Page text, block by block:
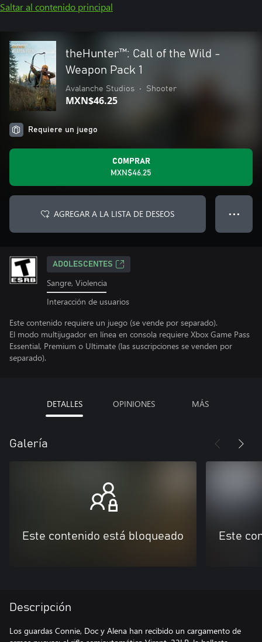
Saltar al contenido principal
theHunter™: Call of the Wild -
Weapon Pack 1
Avalanche Studios • Shooter
MXN$46.25
Requiere un juego
COMPRAR
MXN$46.25
AGREGAR A LA LISTA DE DESEOS ● ● ●
ADOLESCENTES
Sangre, Violencia
Interacción de usuarios
Este contenido requiere un juego (se vende por separado).
El modo multijugador en línea en consola requiere Xbox Game Pass
Essential, Premium o Ultimate (las suscripciones se venden por
separado).
DETALLES OPINIONES MÁS
Galería
Este contenido está bloqueado Este
Descripción
Los guardas Connie, Doc y Alena han recibido un cargamento de